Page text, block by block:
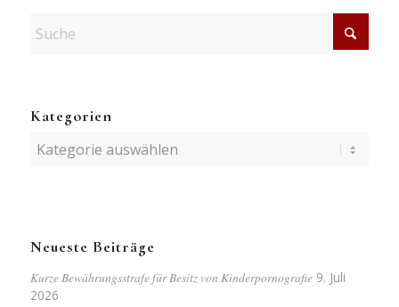
Kategorien
Kategorien
Neueste Beiträge
Kurze Bewährungsstrafe für Besitz von Kinderpornografie 9. Juli
2026